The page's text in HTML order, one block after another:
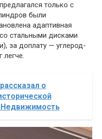
только с
были
адаптивная
стальными дисками
за доплату — углерод-
легче.
о
Недвижимость